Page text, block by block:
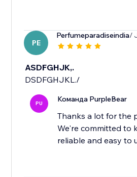
PE
Perfumeparadiseindia/
ASDFGHJK,.
DSDFGHJKL./
PU Команда PurpleBear
Thanks a lot for the
We're committed to
reliable and easy to